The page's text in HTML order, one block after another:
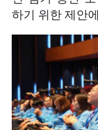
하기 위한 제안